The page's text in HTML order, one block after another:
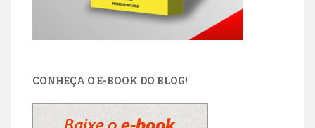
CONHEÇA O E-BOOK DO BLOG!